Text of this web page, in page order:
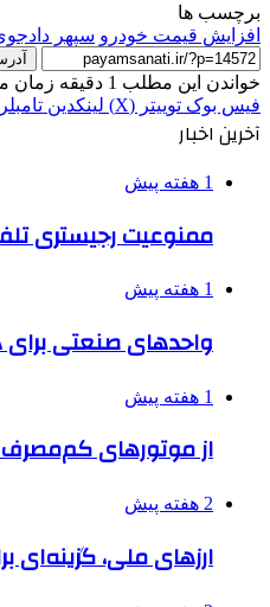
برچسب ها
افزایش قیمت خودرو سپهر
خواندن این مطلب 1 دقیقه زمان میبرد
فیس بوک توییتر (X) لینکدین ‫تامبلر
آخرین اخبار
1 هفته پیش
ممنوعیت رجیستری
1 هفته پیش
واحدهای صنعتی برای
1 هفته پیش
از موتورهای کم‌مصرف
2 هفته پیش
ارزهای ملی، گزینه‌ای